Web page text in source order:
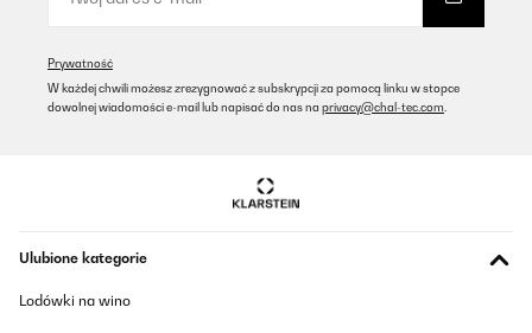
Prywatność
W każdej chwili możesz zrezygnować z subskrypcji za pomocą linku w stopce
dowolnej wiadomości e-mail lub napisać do nas na privacy@chal-tec.com.
Ulubione kategorie
Lodówki na wino